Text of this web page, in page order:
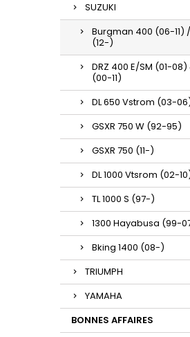
SUZUKI
Burgman 400 (06-11)
(12-)
DRZ 400 E/SM (01-08)
(00-11)
DL 650 Vstrom (03-
GSXR 750 W (92-95)
GSXR 750 (11-)
DL 1000 Vtsrom (02-
TL 1000 S (97-)
1300 Hayabusa (99-
Bking 1400 (08-)
TRIUMPH
YAMAHA
BONNES AFFAIRES